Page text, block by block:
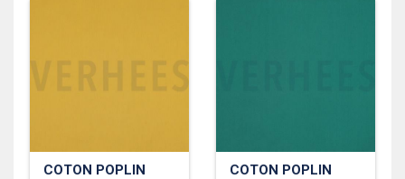
COTON POPLIN COTON POPLIN